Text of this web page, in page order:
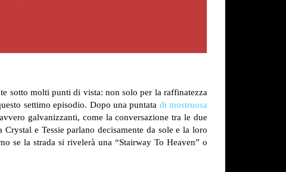
sotto molti punti di vista: non solo per la raffinatezza
settimo episodio. Dopo una puntata di mostruosa
galvanizzanti, come la conversazione tra le due
e Tessie parlano decisamente da sole e la loro
se la strada si rivelerà una “Stairway To Heaven” o